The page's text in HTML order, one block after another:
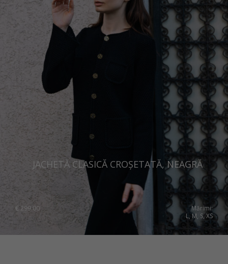
JACHETĂ CLASICĂ CROȘETATĂ, NEAGRĂ
€ 299.00
Mărimi:
L, M, S, XS